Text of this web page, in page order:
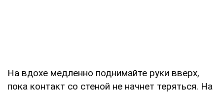
На вдохе медленно поднимайте руки вверх,
пока контакт со стеной не начнет теряться. На